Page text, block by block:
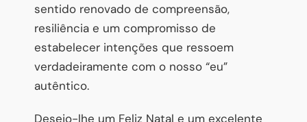
sentido renovado de compreensão,
resiliência e um compromisso de
estabelecer intenções que ressoem
verdadeiramente com o nosso “eu”
autêntico.
Desejo-lhe um Feliz Natal e um excelente